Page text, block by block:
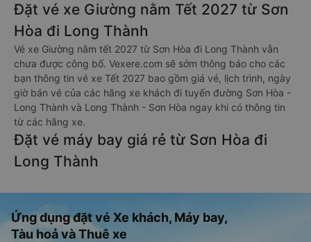
Đặt vé xe Giường nằm Tết 2027 từ Sơn
Hòa đi Long Thành
Vé xe Giường nằm tết 2027 từ Sơn Hòa đi Long Thành vẫn
chưa được công bố. Vexere.com sẽ sớm thông báo cho các
bạn thông tin vé xe Tết 2027 bao gồm giá vé, lịch trình, ngày
giờ bán vé của các hãng xe khách đi tuyến đường Sơn Hòa -
Long Thành và Long Thành - Sơn Hòa ngay khi có thông tin
từ các hãng xe.
Đặt vé máy bay giá rẻ từ Sơn Hòa đi
Long Thành
Ứng dụng đặt vé Xe khách, Máy bay,
Tàu hoả và Thuê xe